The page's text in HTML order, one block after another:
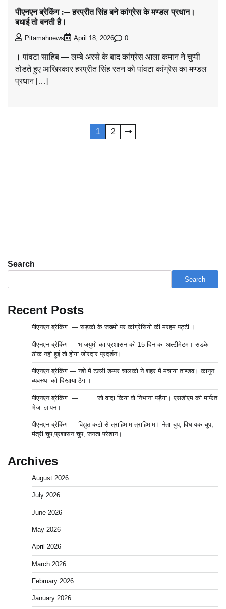
पीएनएन ब्रेकिंग :— हरप्रीत सिंह बने कांग्रेस के मण्डल प्रधान।
बधाई तो बनती है।
Pitamahnews April 18, 2026 0
। पांवटा साहिब — लम्बे अरसे के बाद कांग्रेस आला कमान ने चुप्पी
तोडते हुए आखिरकार हरप्रीत सिंह रतन को पांवटा कांग्रेस का मण्डल
प्रधान […]
1 2
Search
Search
Recent Posts
पीएनएन ब्रेकिंग :— सड़को के जख्मो पर कांग्रेसियो की मरहम पट्टी ।
पीएनएन ब्रेकिंग — भाजयुमो का प्रशासन को 15 दिन का अल्टीमेटम। सडके
ठीक नही हुई तो होगा जोरदार प्रदर्शन।
पीएनएन ब्रेकिंग — नशे में टल्ली डम्पर चालको ने शहर में मचाया ताण्डव। कानून
व्यवस्था को दिखाया ठैगा।
पीएनएन ब्रेकिंग :— ……. जो वादा किया वो निभाना पड़ैगा। एसडीएम की मार्फत
भेजा ज्ञापन।
पीएनएन ब्रेकिंग — विद्युत कटो से त्राहिमाम त्राहिमाम। नेता चुप, विधायक चुप,
मंत्री चुप,प्रशासन चुप, जनता परेशान।
Archives
August 2026
July 2026
June 2026
May 2026
April 2026
March 2026
February 2026
January 2026